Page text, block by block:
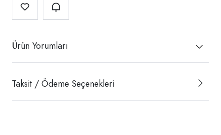
Ürün Yorumları
Taksit / Ödeme Seçenekleri